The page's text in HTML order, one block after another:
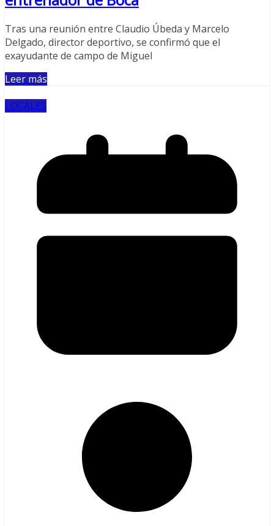
Tras una reunión entre Claudio Úbeda y Marcelo
Delgado, director deportivo, se confirmó que el
exayudante de campo de Miguel
Leer más
LOCALES